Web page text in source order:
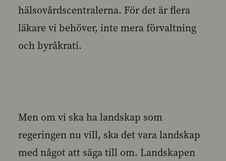
hälsovårdscentralerna. För det är flera
läkare vi behöver, inte mera förvaltning
och byråkrati.
Men om vi ska ha landskap som
regeringen nu vill, ska det vara landskap
med något att säga till om. Landskapen